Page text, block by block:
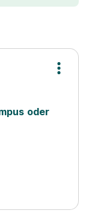
oder